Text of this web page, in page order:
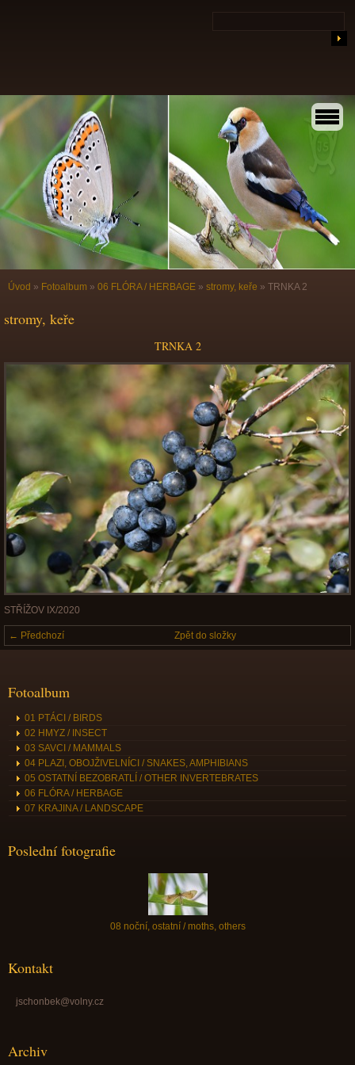
Úvod » Fotoalbum » 06 FLÓRA / HERBAGE » stromy, keře » TRNKA 2
stromy, keře
TRNKA 2
STŘÍŽOV IX/2020
← Předchozí Zpět do složky
Fotoalbum
01 PTÁCI / BIRDS
02 HMYZ / INSECT
03 SAVCI / MAMMALS
04 PLAZI, OBOJŽIVELNÍCI / SNAKES, AMPHIBIANS
05 OSTATNÍ BEZOBRATLÍ / OTHER INVERTEBRATES
06 FLÓRA / HERBAGE
07 KRAJINA / LANDSCAPE
Poslední fotografie
08 noční, ostatní / moths, others
Kontakt
jschonbek@volny.cz
Archiv